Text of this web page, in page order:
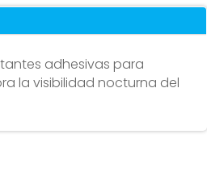
adhesivas para
la visibilidad nocturna del